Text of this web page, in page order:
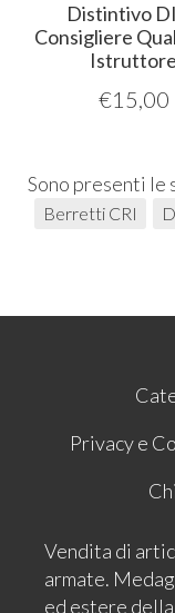
Distintivo
Consigliere
Istruttore
€15,00
Sono presenti
Berretti CRI
Privacy e
Vendita di
armate.
ed estere